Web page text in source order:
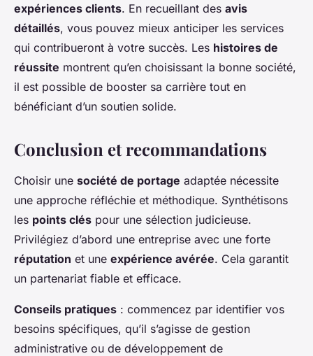
expériences clients. En recueillant des avis
détaillés, vous pouvez mieux anticiper les services
qui contribueront à votre succès. Les histoires de
réussite montrent qu’en choisissant la bonne société,
il est possible de booster sa carrière tout en
bénéficiant d’un soutien solide.
Conclusion et recommandations
Choisir une société de portage adaptée nécessite
une approche réfléchie et méthodique. Synthétisons
les points clés pour une sélection judicieuse.
Privilégiez d’abord une entreprise avec une forte
réputation et une expérience avérée. Cela garantit
un partenariat fiable et efficace.
Conseils pratiques : commencez par identifier vos
besoins spécifiques, qu’il s’agisse de gestion
administrative ou de développement de